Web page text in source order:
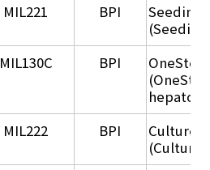
MIL221 BPI
Seeding
MIL130C BPI
MIL222 BPI
Culture
(Culture